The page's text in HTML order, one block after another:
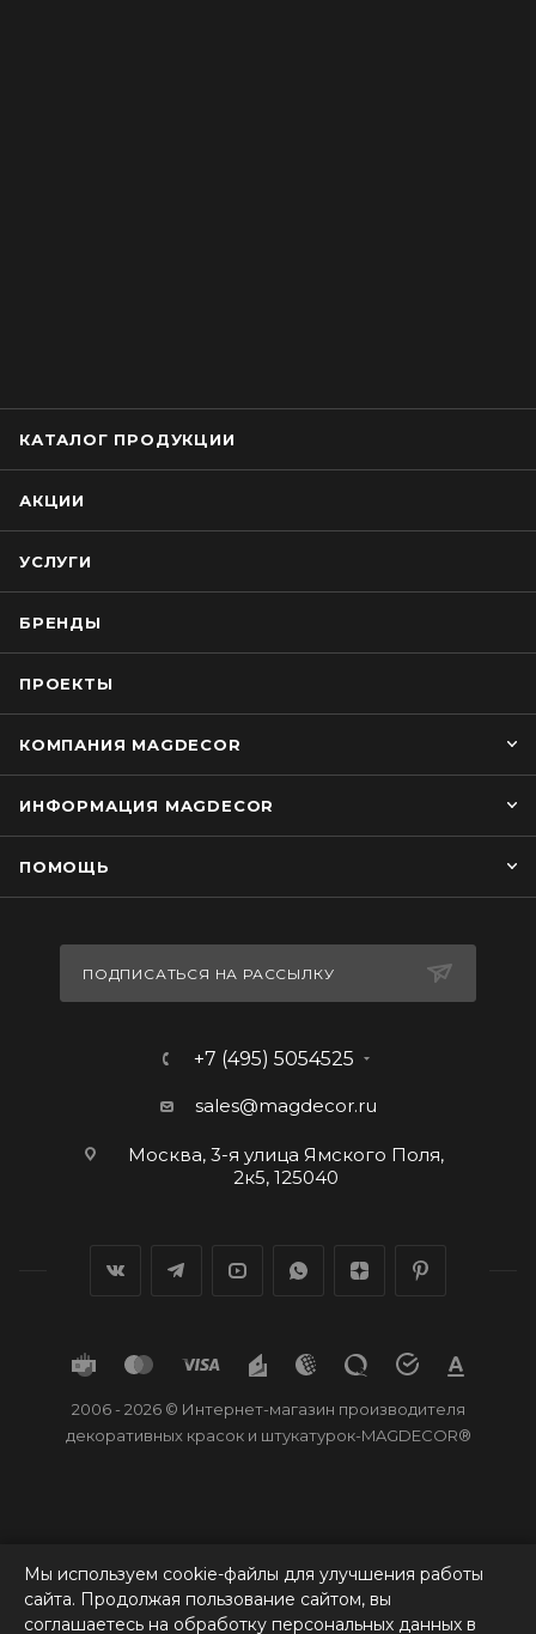
КАТАЛОГ ПРОДУКЦИИ
АКЦИИ
УСЛУГИ
БРЕНДЫ
ПРОЕКТЫ
КОМПАНИЯ MAGDECOR
ИНФОРМАЦИЯ MAGDECOR
ПОМОЩЬ
ПОДПИСАТЬСЯ НА РАССЫЛКУ
+7 (495) 5054525
sales@magdecor.ru
Москва, 3-я улица Ямского Поля,
2к5, 125040
2006 - 2026 © Интернет-магазин производителя
декоративных красок и штукатурок-MAGDECOR®
Мы используем cookie-файлы для улучшения работы
сайта. Продолжая пользование сайтом, вы
соглашаетесь на обработку персональных данных в